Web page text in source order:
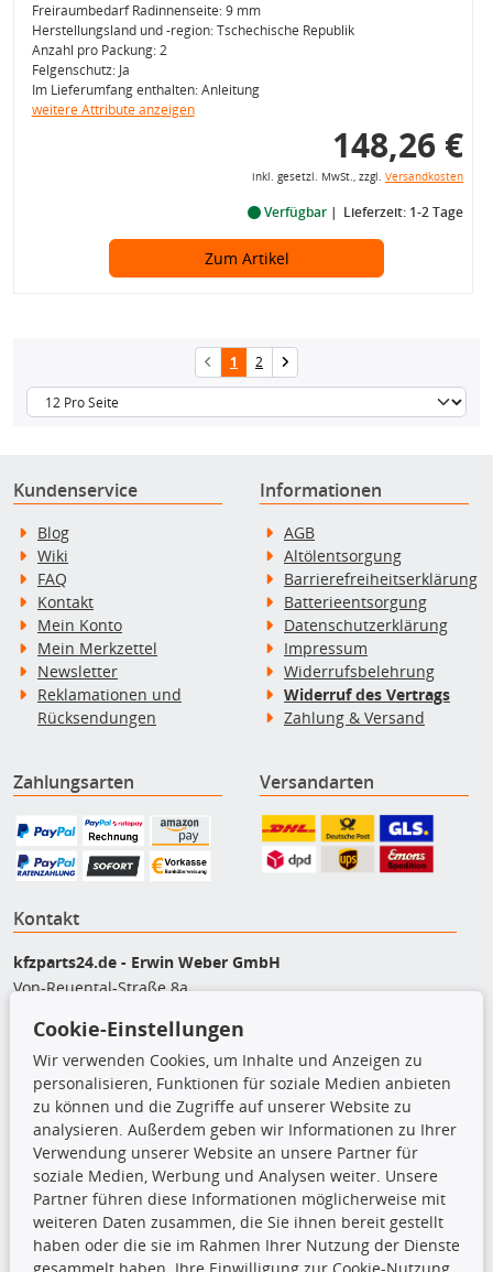
Freiraumbedarf Radinnenseite: 9 mm
Herstellungsland und -region: Tschechische Republik
Anzahl pro Packung: 2
Felgenschutz: Ja
Im Lieferumfang enthalten: Anleitung
weitere Attribute anzeigen
148,26 €
inkl. gesetzl. MwSt., zzgl. Versandkosten
Verfügbar Lieferzeit: 1-2 Tage
Zum Artikel
1 2
Kundenservice
Blog
Wiki
FAQ
Kontakt
Mein Konto
Mein Merkzettel
Newsletter
Reklamationen und
Rücksendungen
Informationen
AGB
Altölentsorgung
Barrierefreiheitserklärung
Batterieentsorgung
Datenschutzerklärung
Impressum
Widerrufsbelehrung
Widerruf des Vertrags
Zahlung & Versand
Zahlungsarten Versandarten
Kontakt
kfzparts24.de - Erwin Weber GmbH
Von-Reuental-Straße 8a
+49 (0) 8165 / 948 77 24
shop@kfzparts24.de
Top Produkte
Dachboxen
Dachgrundträger
Ersatzteile
Fahrradträger
Motoröle
Cookie-Einstellungen
Wir verwenden Cookies, um Inhalte und Anzeigen zu
personalisieren, Funktionen für soziale Medien anbieten
zu können und die Zugriffe auf unserer Website zu
analysieren. Außerdem geben wir Informationen zu Ihrer
Verwendung unserer Website an unsere Partner für
soziale Medien, Werbung und Analysen weiter. Unsere
Partner führen diese Informationen möglicherweise mit
weiteren Daten zusammen, die Sie ihnen bereit gestellt
haben oder die sie im Rahmen Ihrer Nutzung der Dienste
gesammelt haben. Ihre Einwilligung zur Cookie-Nutzung